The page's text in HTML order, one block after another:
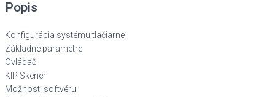
Popis
Konfigurácia systému tlačiarne
Základné parametre
Ovládač
KIP Skener
Možnosti softvéru